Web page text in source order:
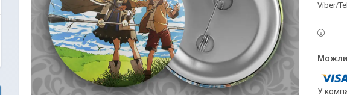
Viber/
У